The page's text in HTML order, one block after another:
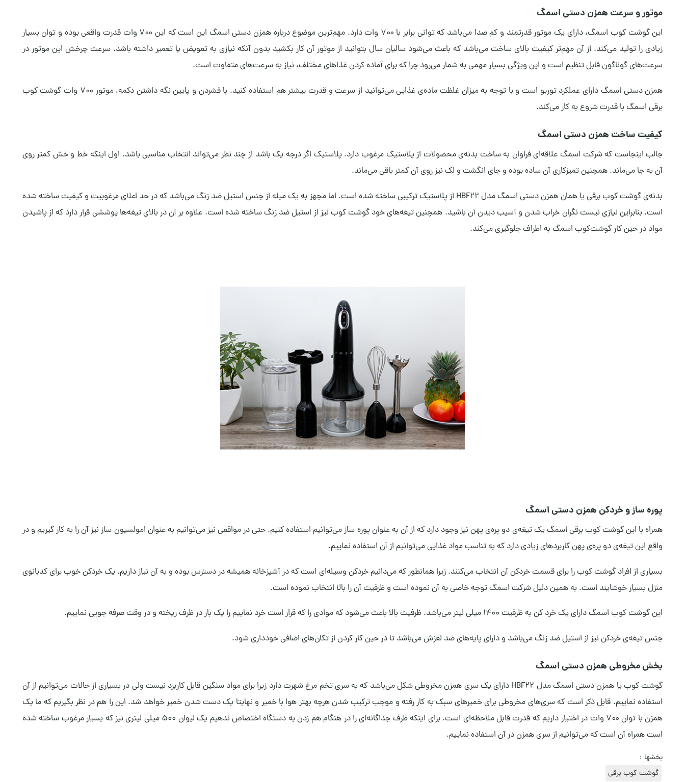
موتور و سرعت همزن دستی اسمگ
این گوشت کوب اسمگ، دارای یک موتور قدرتمند و کم صدا می‌باشد که توانی برابر با ۷۰۰ وات دارد. مهم‌ترین موضوع درباره همزن دستی اسمگ این است که این ۷۰۰ وات قدرت واقعی بوده و توان بسیار
زیادی را تولید می‌کند. از آن مهم‌تر کیفیت بالای ساخت می‌باشد که باعث می‌شود سالیان سال بتوانید از موتور آن کار بکشید بدون آنکه نیازی به تعویض یا تعمیر داشته باشد. سرعت چرخش این موتور در
سرعت‌های گوناگون قابل تنظیم است و این ویژگی بسیار مهمی به شمار می‌رود چرا که برای آماده کردن غذاهای مختلف، نیاز به سرعت‌های متفاوت است.
همزن دستی اسمگ دارای عملکرد توربو است و با توجه به میزان غلظت ماده‌ی غذایی می‌توانید از سرعت و قدرت بیشتر هم استفاده کنید. با فشردن و پایین‌ نگه‌ داشتن دکمه، موتور ۷۰۰ وات گوشت‌ کوب
برقی اسمگ با قدرت شروع به کار می‌کند.
کیفیت ساخت همزن دستی اسمگ
جالب اینجاست که شرکت اسمگ علاقه‌ای فراوان به ساخت بدنه‌ی محصولات از پلاستیک مرغوب دارد. پلاستیک اگر درجه یک باشد از چند نظر می‌تواند انتخاب مناسبی باشد. اول اینکه خط و خش کمتر روی
آن به جا می‌ماند. همچنین تمیزکاری آن ساده بوده و جای انگشت و لک نیز روی آن کمتر باقی می‌ماند.
بدنه‌ی گوشت کوب برقی یا همان همزن دستی اسمگ مدل HBF22 از پلاستیک ترکیبی ساخته شده است. اما مجهز به یک میله از جنس استیل ضد زنگ می‌باشد که در حد اعلای مرغوبیت و کیفیت ساخته شده
است. بنابراین نیازی نیست نگران خراب‌ شدن و آسیب‌ دیدن آن باشید. همچنین تیغه‌های خود گوشت کوب نیز از استیل ضد زنگ ساخته شده است. علاوه بر آن در بالای تیغه‌ها پوششی قرار دارد که از پاشیدن
مواد در حین کار گوشت‌کوب اسمگ به اطراف جلوگیری می‌کند.
پوره ساز و خردکن همزن دستی اسمگ
همراه با این گوشت کوب برقی اسمگ یک تیغه‌ی دو پره‌ی پهن نیز وجود دارد که از آن به عنوان پوره ساز می‌توانیم استفاده کنیم. حتی در مواقعی نیز می‌توانیم به عنوان امولسیون ساز نیز آن را به کار گیریم و در
واقع این تیغه‌ی دو پره‌‌ی پهن کاربردهای زیادی دارد که به تناسب مواد غذایی می‌توانیم از آن استفاده نماییم.
بسیاری از افراد گوشت کوب را برای قسمت خردکن آن انتخاب می‌کنند. زیرا همانطور که می‌دانیم خردکن وسیله‌ای است که در آشپزخانه همیشه در دسترس بوده و به آن نیاز داریم. یک خردکن خوب برای کدبانوی
منزل بسیار خوشایند است. به همین دلیل شرکت اسمگ توجه خاصی به آن نموده است و ظرفیت آن را بالا انتخاب نموده است.
این گوشت کوب اسمگ دارای یک خرد کن به ظرفیت ۱۴۰۰ میلی لیتر می‌باشد. ظرفیت بالا باعث می‌شود که موادی را که قرار است خرد نماییم را یک بار در ظرف ریخته و در وقت صرفه جویی نماییم.
جنس تیغه‌ی خردکن نیز از استیل ضد زنگ می‌باشد و دارای پایه‌های ضد لغزش می‌باشد تا در حین کار کردن از تکان‌های اضافی خودداری شود.
بخش مخروطی همزن دستی اسمگ
گوشت کوب یا همزن دستی اسمگ مدل HBF22 دارای یک سری همزن مخروطی شکل می‌باشد که به سری تخم‌ مرغ شهرت دارد زیرا برای مواد سنگین قابل کاربرد نیست ولی در بسیاری از حالات می‌توانیم از آن
استفاده نماییم. قابل ذکر است که سری‌های مخروطی برای خمیرهای سبک به کار رفته و موجب ترکیب شدن هرچه بهتر هوا با خمیر و نهایتا یک دست شدن خمیر خواهد شد. این را هم در نظر بگیریم که ما یک
همزن با توان ۷۰۰ وات در اختیار داریم که قدرت قابل ملاحظه‌ای است. برای اینکه ظرف جداگانه‌ای را در هنگام هم زدن به دستگاه اختصاص ندهیم یک لیوان ۵۰۰ میلی لیتری نیز که بسیار مرغوب ساخته شده
است همراه آن است که می‌توانیم از سری همزن در آن استفاده نماییم.
بخشها :
گوشت کوب برقی